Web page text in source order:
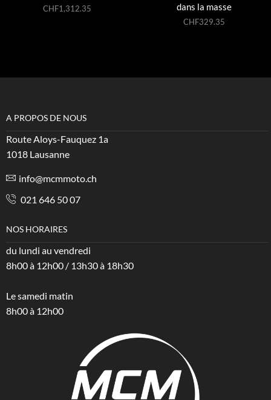
CHF1,312.35
dans la masse
CHF329.35
A PROPOS DE NOUS
Route Aloys-Fauquez 1a
1018 Lausanne
info@mcmmoto.ch
021 646 50 07
NOS HORAIRES
du lundi au vendredi
8h00 à 12h00 / 13h30 à 18h30
Le samedi matin
8h00 à 12h00